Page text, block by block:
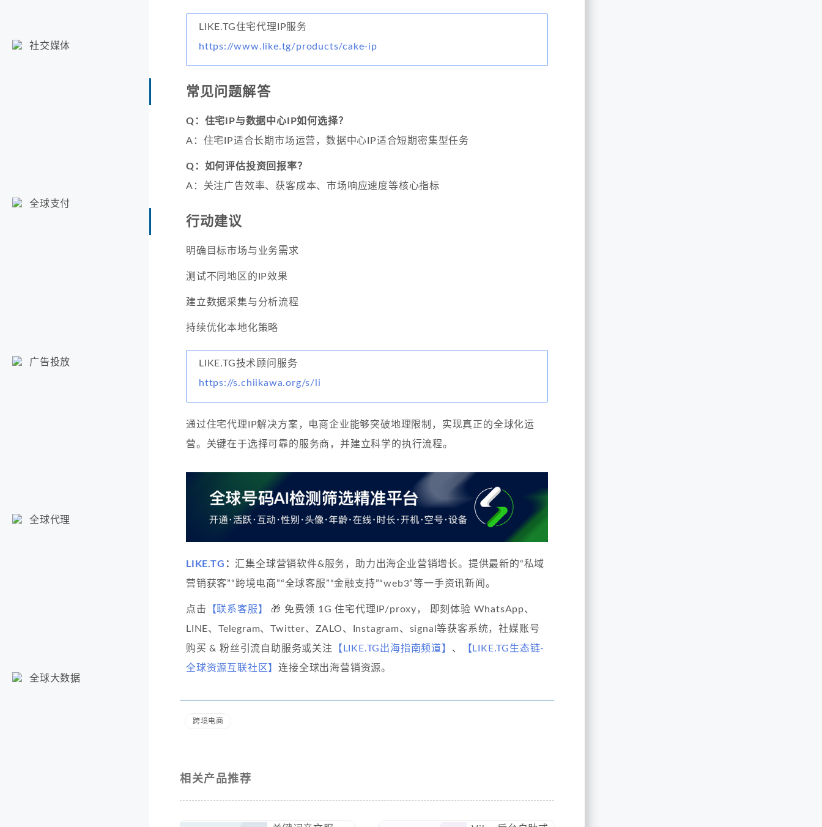
社交媒体
全球支付
广告投放
全球代理
全球大数据
LIKE.TG住宅代理IP服务
https://www.like.tg/products/cake-ip
常见问题解答
Q：住宅IP与数据中心IP如何选择？
A：住宅IP适合长期市场运营，数据中心IP适合短期密集型任务
Q：如何评估投资回报率？
A：关注广告效率、获客成本、市场响应速度等核心指标
行动建议
明确目标市场与业务需求
测试不同地区的IP效果
建立数据采集与分析流程
持续优化本地化策略
LIKE.TG技术顾问服务
https://s.chiikawa.org/s/li
通过住宅代理IP解决方案，电商企业能够突破地理限制，实现真正的全球化运
营。关键在于选择可靠的服务商，并建立科学的执行流程。
LIKE.TG ： 汇集全球营销软件&服务，助力出海企业营销增长。提供最新的“私域
营销获客”“跨境电商”“全球客服”“金融支持”“web3”等一手资讯新闻。
点击 【联系客服】
🎁 免费领 1G 住宅代理IP/proxy， 即刻体验 WhatsApp、
LINE、Telegram、Twitter、ZALO、Instagram、signal等获客系统，社媒账号
购买 & 粉丝引流自助服务或关注
【LIKE.TG出海指南频道】 、
【LIKE.TG生态链-
全球资源互联社区】连接全球出海营销资源。
跨境电商
相关产品推荐